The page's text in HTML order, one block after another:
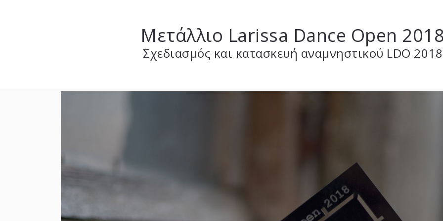
Μετάλλιο Larissa Dance Open
Σχεδιασμός και κατασκευή αναμνηστικού LDO 2018